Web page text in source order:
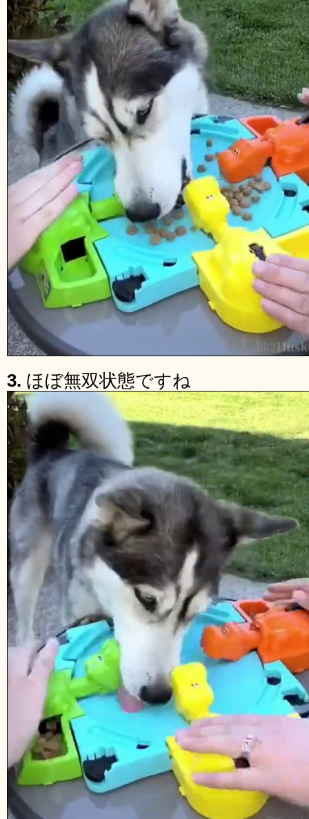
3. ほぼ無双状態ですね